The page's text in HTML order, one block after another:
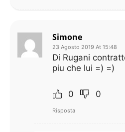
Simone
23 Agosto 2019 At 15:48
Di Rugani
piu che lui =) =)
0 0
Risposta